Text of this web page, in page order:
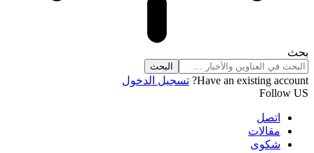
بحث
Have an existing account?
تسجيل الدخول
Follow US
اتصل
مقالات
شكوى